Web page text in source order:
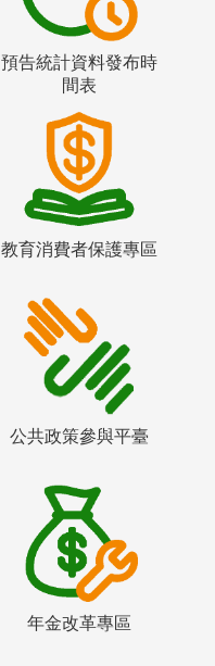
預告統計資料發布時
間表
教育消費者保護專區
公共政策參與平臺
年金改革專區